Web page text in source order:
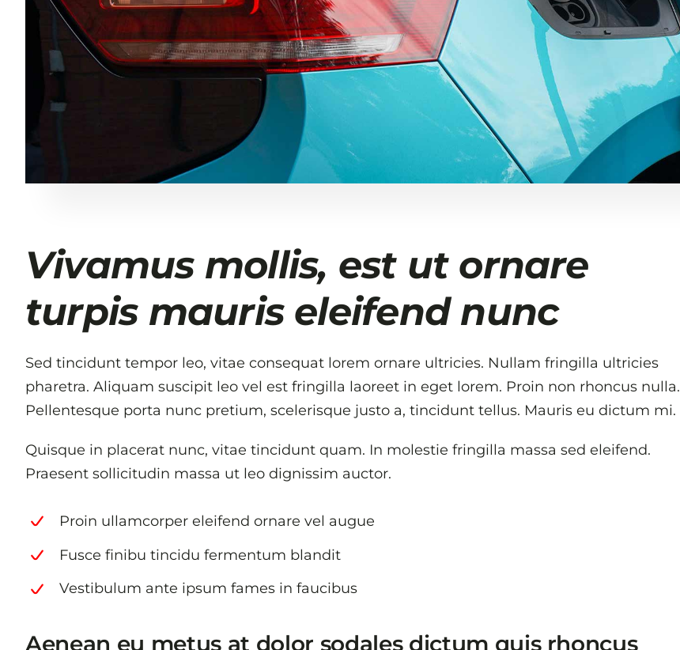
Vivamus mollis, est ut ornare
turpis mauris eleifend nunc
Sed tincidunt tempor leo, vitae consequat lorem ornare ultricies. Nullam fringilla ultricies
pharetra. Aliquam suscipit leo vel est fringilla laoreet in eget lorem. Proin non rhoncus nulla.
Pellentesque porta nunc pretium, scelerisque justo a, tincidunt tellus. Mauris eu dictum mi.
Quisque in placerat nunc, vitae tincidunt quam. In molestie fringilla massa sed eleifend.
Praesent sollicitudin massa ut leo dignissim auctor.
Proin ullamcorper eleifend ornare vel augue
Fusce finibu tincidu fermentum blandit
Vestibulum ante ipsum fames in faucibus
Aenean eu metus at dolor sodales dictum quis rhoncus